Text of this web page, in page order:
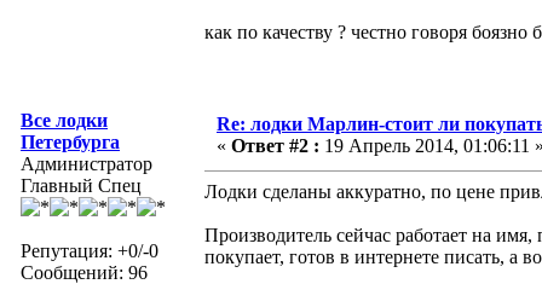
как по качеству ? честно говоря боязно
Все лодки
Петербурга
Администратор
Главный Спец
Репутация: +0/-0
Сообщений: 96
Re: лодки Марлин-стоит ли
« Ответ #2 : 19 Апрель 2014, 01:06:11
Лодки сделаны аккуратно, по цене
Производитель сейчас работает на
покупает, готов в интернете писать, а